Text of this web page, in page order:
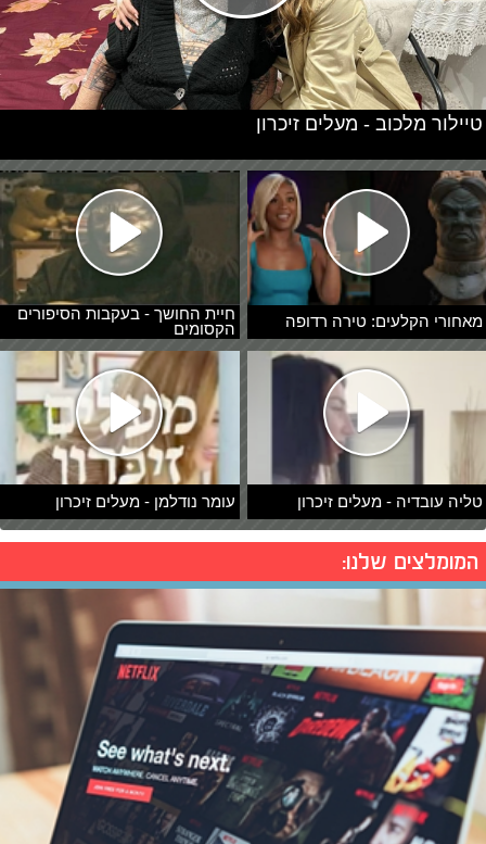
מאחורי הקלעים: טירה רדופה
חיית החושך - בעקבות הסיפורים
הקסומים
טליה עובדיה - מעלים זיכרון עומר נודלמן - מעלים זיכרון
טיילור מלכוב - מעלים זיכרון
המומלצים שלנו: